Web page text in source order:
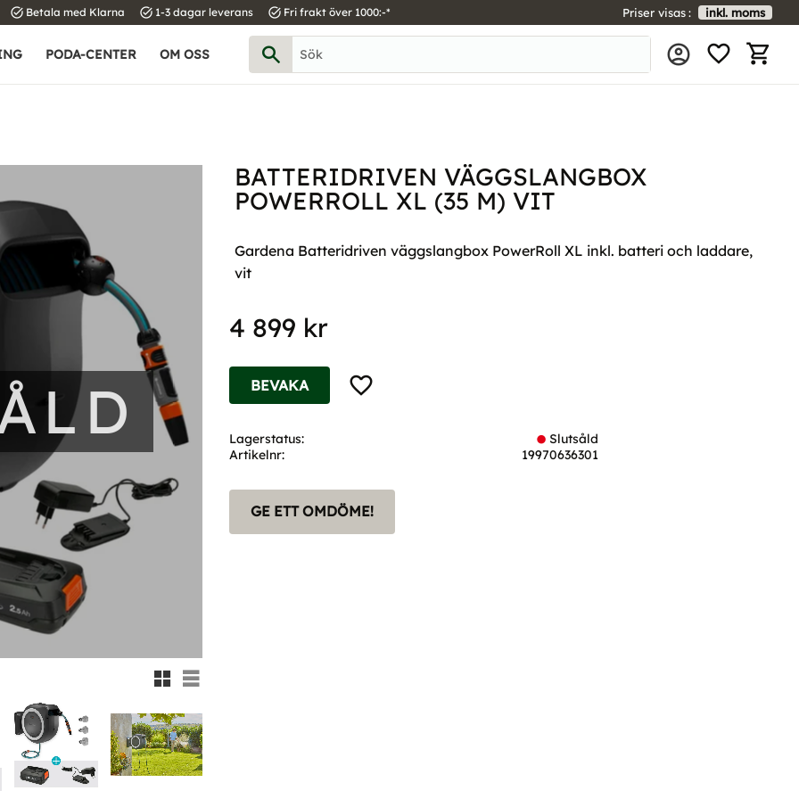
task_alt Betala med Klarna task_alt 1-3 dagar leverans task_alt Fri frakt över 1000:-* Priser visas inkl. moms
PODA-CENTER OM OSS
BATTERIDRIVEN VÄGGSLANGBOX
POWERROLL XL (35 M) VIT
Gardena Batteridriven väggslangbox PowerRoll XL inkl. batteri och laddare,
vit
Rutnätsvy
Listvy
4 899 kr
Lägg till i favoriter
BEVAKA
Lagerstatus
Slutsåld
Artikelnr
19970636301
GE ETT OMDÖME!